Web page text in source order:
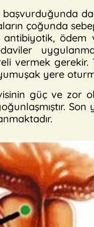
çoğunda
ödem
vermek
yere
güç ve zor